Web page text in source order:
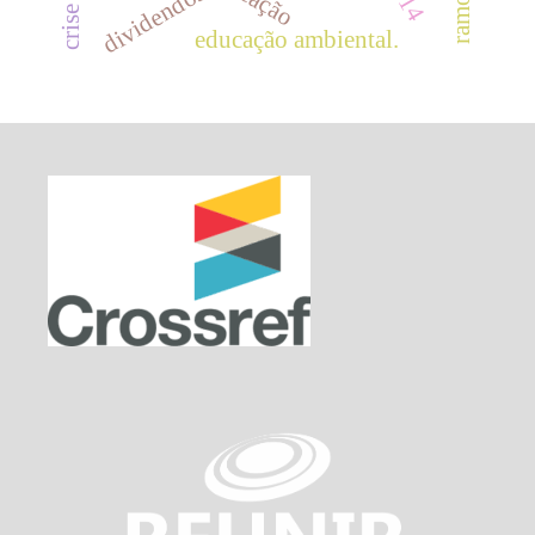
educação ambiental.
dividendos